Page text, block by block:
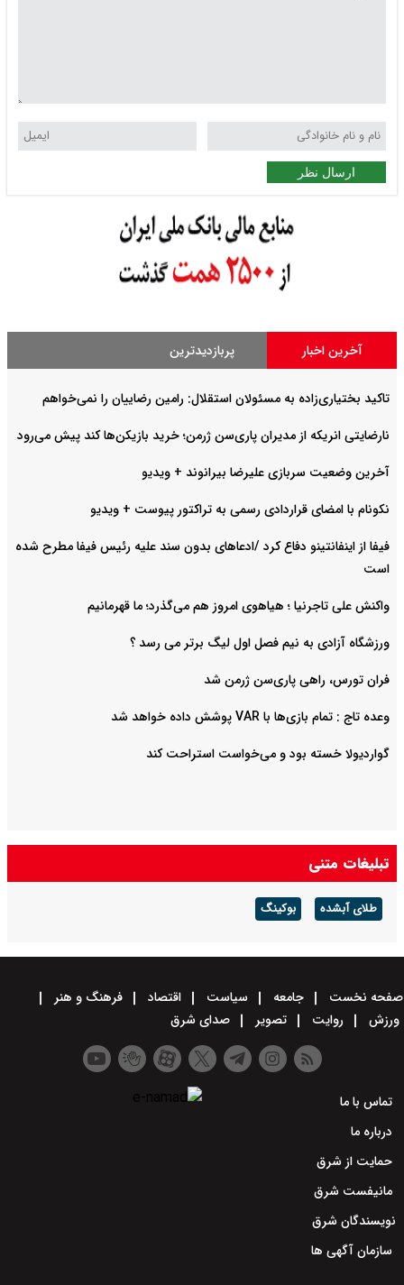
ارسال نظر
آخرین اخبار پربازدیدترین
تاکید بختیاری‌زاده به مسئولان استقلال: رامین رضاییان را نمی‌خواهم
نارضایتی انریکه از مدیران پاری‌سن ژرمن؛ خرید بازیکن‌ها کند پیش می‌رود
آخرین وضعیت سربازی علیرضا بیرانوند + ویدیو
نکونام با امضای قراردادی رسمی به تراکتور پیوست + ویدیو
فیفا از اینفانتینو دفاع کرد /ادعاهای بدون سند علیه رئیس فیفا مطرح شده
است
واکنش علی تاجرنیا ؛ هیاهوی امروز هم می‌گذرد؛ ما قهرمانیم
ورزشگاه آزادی به نیم فصل اول لیگ برتر می رسد ؟
فران تورس، راهی پاری‌سن ژرمن شد
وعده تاج : تمام بازی‌ها با VAR پوشش داده خواهد شد
گواردیولا خسته بود و می‌خواست استراحت کند
تبلیغات متنی
طلای آبشده بوکینگ
صفحه نخست جامعه سیاست اقتصاد
فرهنگ و هنر
ورزش
روایت تصویر صدای شرق
تماس با ما
درباره ما
حمایت از شرق
مانیفست شرق
نویسندگان شرق
سازمان آگهی ها